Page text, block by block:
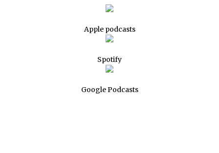
Apple podcasts
Spotify
Google Podcasts